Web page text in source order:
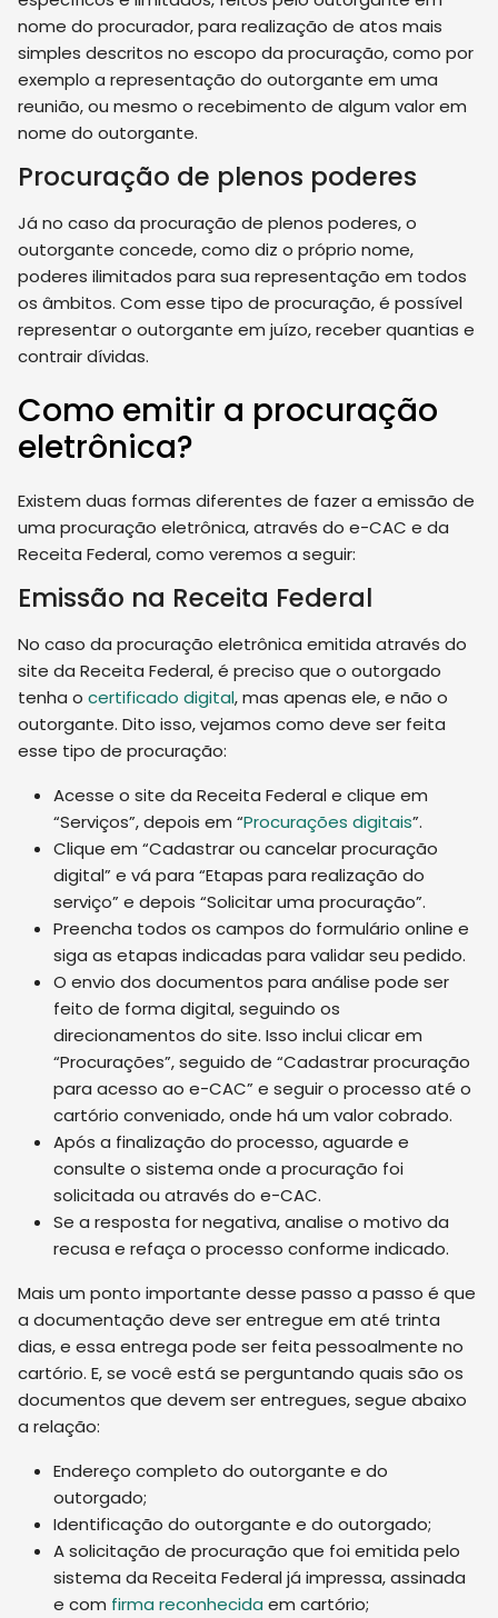
nome do procurador, para realização de atos mais
simples descritos no escopo da procuração, como por
exemplo a representação do outorgante em uma
reunião, ou mesmo o recebimento de algum valor em
nome do outorgante.
Procuração de plenos poderes
Já no caso da procuração de plenos poderes, o
outorgante concede, como diz o próprio nome,
poderes ilimitados para sua representação em todos
os âmbitos. Com esse tipo de procuração, é possível
representar o outorgante em juízo, receber quantias e
contrair dívidas.
Como emitir a procuração
eletrônica?
Existem duas formas diferentes de fazer a emissão de
uma procuração eletrônica, através do e-CAC e da
Receita Federal, como veremos a seguir:
Emissão na Receita Federal
No caso da procuração eletrônica emitida através do
site da Receita Federal, é preciso que o outorgado
tenha o certificado digital, mas apenas ele, e não o
outorgante. Dito isso, vejamos como deve ser feita
esse tipo de procuração:
Acesse o site da Receita Federal e clique em
“Serviços”, depois em “Procurações digitais”.
Clique em “Cadastrar ou cancelar procuração
digital” e vá para “Etapas para realização do
serviço” e depois “Solicitar uma procuração”.
Preencha todos os campos do formulário online e
siga as etapas indicadas para validar seu pedido.
O envio dos documentos para análise pode ser
feito de forma digital, seguindo os
direcionamentos do site. Isso inclui clicar em
“Procurações”, seguido de “Cadastrar procuração
para acesso ao e-CAC” e seguir o processo até o
cartório conveniado, onde há um valor cobrado.
Após a finalização do processo, aguarde e
consulte o sistema onde a procuração foi
solicitada ou através do e-CAC.
Se a resposta for negativa, analise o motivo da
recusa e refaça o processo conforme indicado.
Mais um ponto importante desse passo a passo é que
a documentação deve ser entregue em até trinta
dias, e essa entrega pode ser feita pessoalmente no
cartório. E, se você está se perguntando quais são os
documentos que devem ser entregues, segue abaixo
a relação:
Endereço completo do outorgante e do
outorgado;
Identificação do outorgante e do outorgado;
A solicitação de procuração que foi emitida pelo
sistema da Receita Federal já impressa, assinada
e com firma reconhecida em cartório;